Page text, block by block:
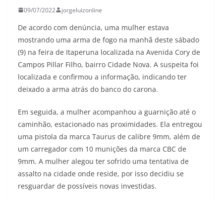
09/07/2022 jorgeluizonline
De acordo com denúncia, uma mulher estava
mostrando uma arma de fogo na manhã deste sábado
(9) na feira de Itaperuna localizada na Avenida Cory de
Campos Pillar Filho, bairro Cidade Nova. A suspeita foi
localizada e confirmou a informação, indicando ter
deixado a arma atrás do banco do carona.
Em seguida, a mulher acompanhou a guarnição até o
caminhão, estacionado nas proximidades. Ela entregou
uma pistola da marca Taurus de calibre 9mm, além de
um carregador com 10 munições da marca CBC de
9mm. A mulher alegou ter sofrido uma tentativa de
assalto na cidade onde reside, por isso decidiu se
resguardar de possíveis novas investidas.